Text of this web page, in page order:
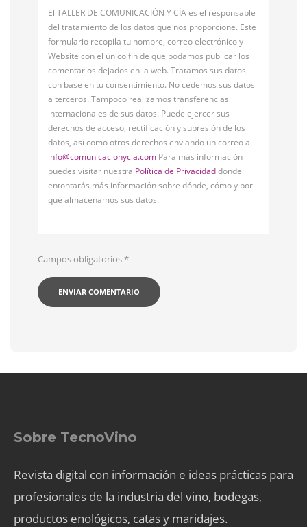
El TALLER DE COMUNICACIÓN Y CÍA es el responsable
del tratamiento de los datos que nos proporcione. Este
formulario recopila tu nombre, correo electrónico y
Website con el único fin de que podamos publicar los
comentarios dejados en la web. Tratamos sus datos
con base en tu consentimiento. No cedemos sus datos
a terceros. Tampoco realizamos transferencias
internacionales de sus datos. Puede ejercer sus
derechos de acceso, rectificación y supresión de los
datos, así como otros derechos enviando un correo a
info@comunicacionycia.com Para más información
puedes visitar nuestra Política de Privacidaddonde
entontarás más información sobre dónde, cómo y por
qué almacenamos sus datos.
Campos obligatorios*
Sobre TecnoVino
Revista digital con información e ideas prácticas para
profesionales de la industria del vino, bodegas,
productos enológicos, catas y maridajes.